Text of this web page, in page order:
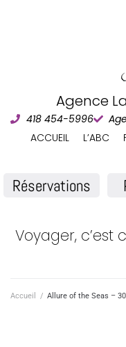
Agence
418 454-5996
ACCUEIL
L’ABC
Réservations
Voyager, c’est
Accueil / Allure of the Seas –